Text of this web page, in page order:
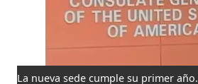
La nueva sede cumple su primer año.